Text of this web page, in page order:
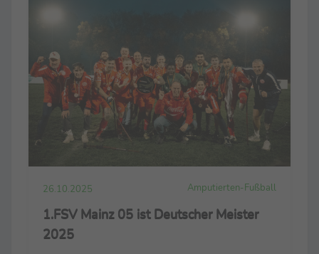
26.10.2025 Amputierten-Fußball
1.FSV Mainz 05 ist Deutscher Meister
2025